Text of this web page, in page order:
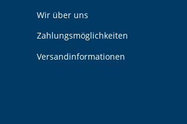
Wir über uns
Zahlungsmöglichkeiten
Versandinformationen